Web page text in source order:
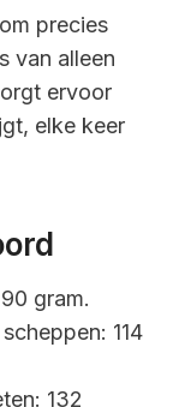
precies
van alleen
ervoor
elke keer
gram.
114
132